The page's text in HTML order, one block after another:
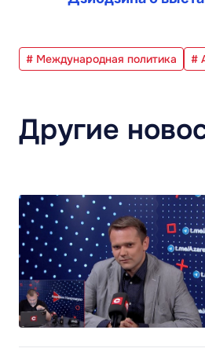
# Международная политика #
Другие